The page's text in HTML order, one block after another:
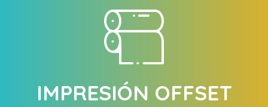
IMPRESIÓN OFFSET